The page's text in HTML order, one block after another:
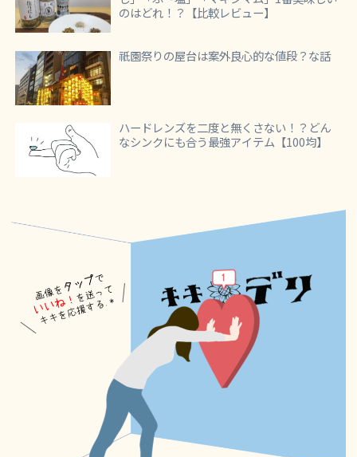
のはどれ！？【比較レビュー】
祇園祭りの屋台は案外良心的な値段？な話
ハードレンズを二度と無くさない！？どん
なシンクにも合う最強アイテム【100均】